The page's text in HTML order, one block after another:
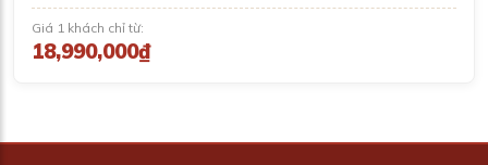
Giá 1 khách chỉ từ:
18,990,000₫